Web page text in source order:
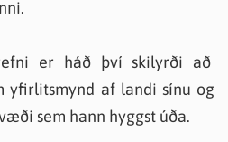
er háð því skilyrði að
yfirlitsmynd af landi sínu og
sem hann hyggst úða.